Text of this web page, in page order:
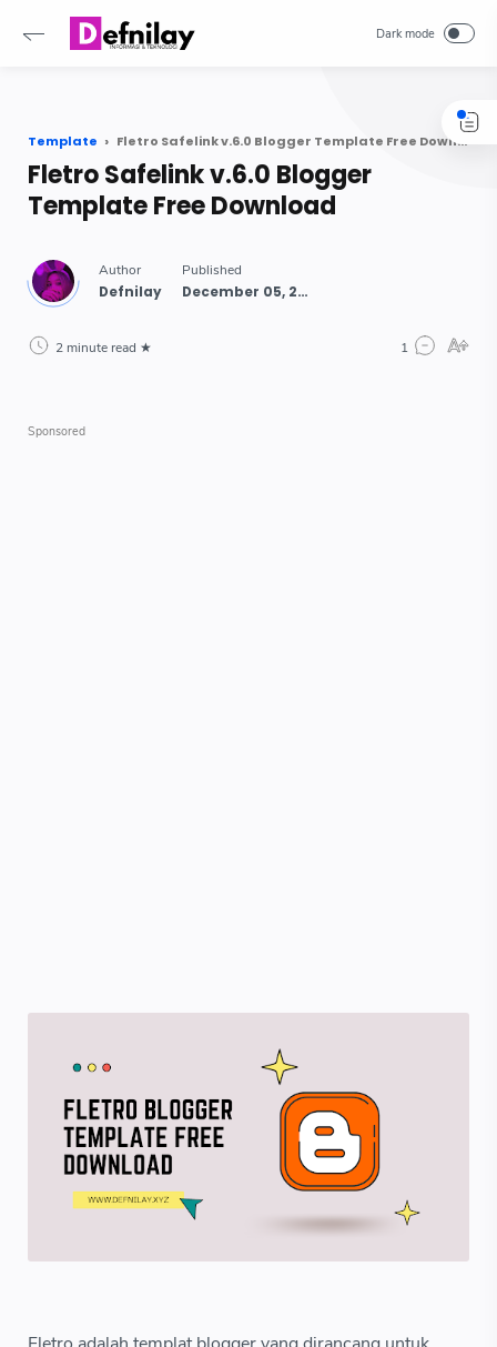
Template Fletro Safelink v.6.0 Blogger Template Free Download
Fletro Safelink v.6.0 Blogger
Template Free Download
2 minute read